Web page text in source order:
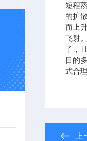
短程
的扩
而上
飞射
子，
目的
式合